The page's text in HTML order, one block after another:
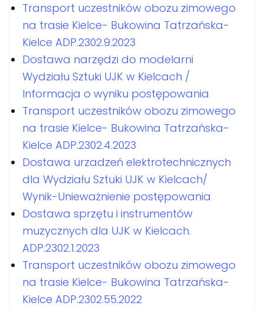
Transport uczestników obozu zimowego
na trasie Kielce- Bukowina Tatrzańska-
Kielce ADP.2302.9.2023
Dostawa narzędzi do modelarni
Wydziału Sztuki UJK w Kielcach /
Informacja o wyniku postępowania
Transport uczestników obozu zimowego
na trasie Kielce- Bukowina Tatrzańska-
Kielce ADP.2302.4.2023
Dostawa urzadzeń elektrotechnicznych
dla Wydziału Sztuki UJK w Kielcach/
Wynik-Unieważnienie postępowania
Dostawa sprzętu i instrumentów
muzycznych dla UJK w Kielcach.
ADP.2302.1.2023
Transport uczestników obozu zimowego
na trasie Kielce- Bukowina Tatrzańska-
Kielce ADP.2302.55.2022